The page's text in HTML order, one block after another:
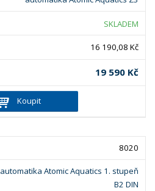
SKLADEM
16 190,08 Kč
19 590 Kč
Koupit
8020
automatika Atomic Aquatics 1. stupeň
B2 DIN